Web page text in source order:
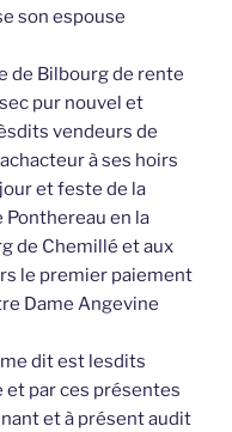
son espouse
de Bilbourg de rente
pur nouvel et
vendeurs de
à ses hoirs
et feste de la
Ponthereau en la
de Chemillé et aux
le premier paiement
Dame Angevine
dit est lesdits
et par ces présentes
et à présent audit